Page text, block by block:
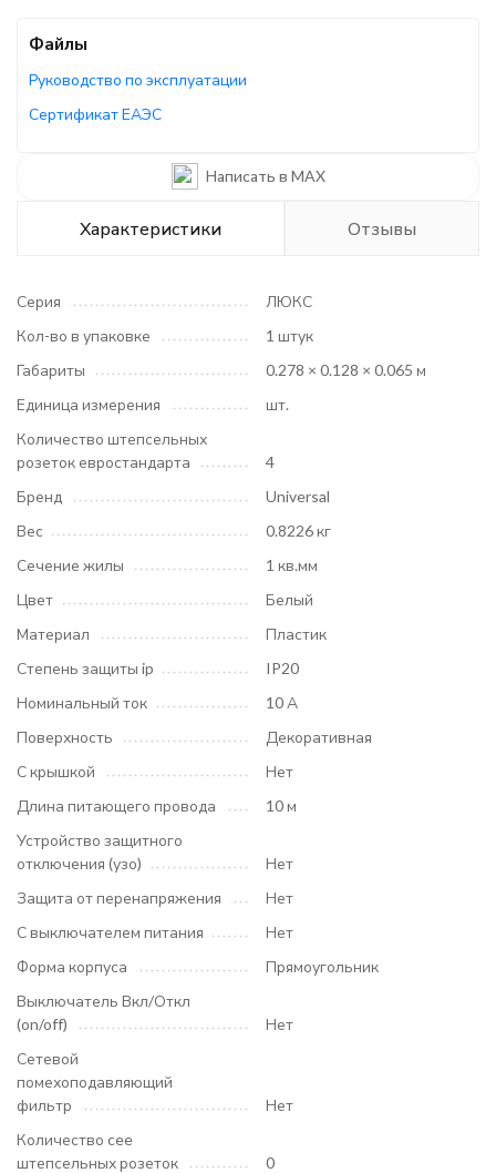
Файлы
Руководство по эксплуатации
Сертификат ЕАЭС
Написать в MAX
Характеристики Отзывы
Серия
ЛЮКС
Кол-во в упаковке
1 штук
Габариты
0.278 × 0.128 × 0.065 м
Единица измерения
шт.
Количество штепсельных
розеток евростандарта
4
Бренд
Universal
Вес
0.8226 кг
Сечение жилы
1 кв.мм
Цвет
Белый
Материал
Пластик
Степень защиты ip
IP20
Номинальный ток
10 А
Поверхность
Декоративная
С крышкой
Нет
Длина питающего провода
10 м
Устройство защитного
отключения (узо)
Нет
Защита от перенапряжения
Нет
С выключателем питания
Нет
Форма корпуса
Прямоугольник
Выключатель Вкл/Откл
(on/off)
Нет
Сетевой
помехоподавляющий
фильтр
Нет
Количество cee
штепсельных розеток
0